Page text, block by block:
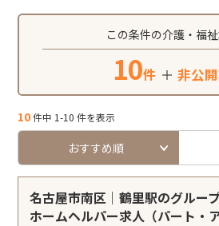
この条件の介護・福
10件 ＋ 非公
10件中 1-10 件を表示
おすすめ順
名古屋市南区｜鶴里駅のグルー
ホームヘルパー求人（パート・